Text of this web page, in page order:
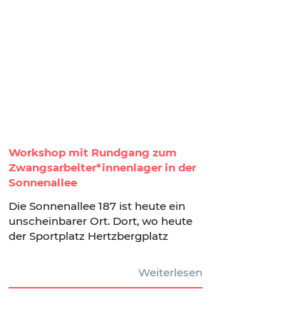
Workshop mit Rundgang zum
Zwangsarbeiter*innenlager in der
Sonnenallee
Die Sonnenallee 187 ist heute ein
unscheinbarer Ort. Dort, wo heute
der Sportplatz Hertzbergplatz
Weiterlesen